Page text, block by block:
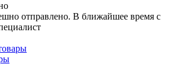
отправлено. В ближайшее время с